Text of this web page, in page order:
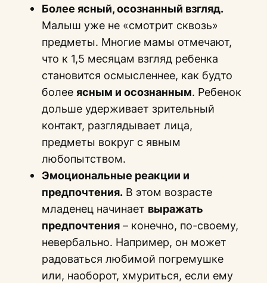
Более ясный, осознанный взгляд.
Малыш уже не «смотрит сквозь»
предметы. Многие мамы отмечают,
что к 1,5 месяцам взгляд ребенка
становится осмысленнее, как будто
более ясным и осознанным. Ребенок
дольше удерживает зрительный
контакт, разглядывает лица,
предметы вокруг с явным
любопытством.
Эмоциональные реакции и
предпочтения. В этом возрасте
младенец начинает выражать
предпочтения – конечно, по-своему,
невербально. Например, он может
радоваться любимой погремушке
или, наоборот, хмуриться, если ему